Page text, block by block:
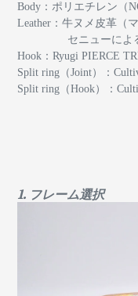
Body：ポリエチレン（
Leather：牛ヌメ皮革（
セニューによる
Hook：Ryugi PIERCE
Split ring（Joint）：
Split ring（Hook）：
1. フレーム選択